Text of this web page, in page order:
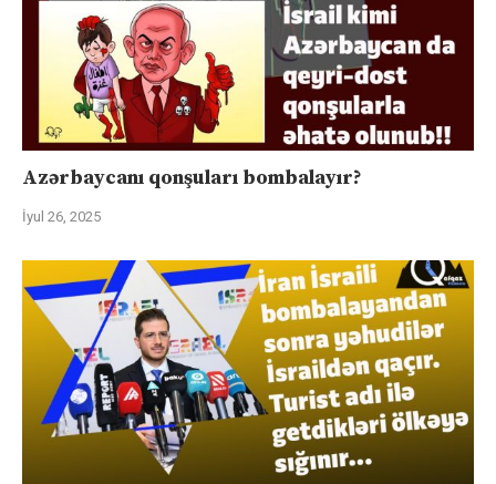
Azərbaycanı qonşuları bombalayır?
İyul 26, 2025